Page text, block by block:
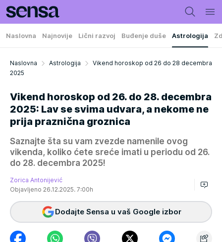
Naslovna Najnovije Lični razvoj Buđenje duše Astrologija
Naslovna Astrologija
Vikend horoskop od 26 do 28 decembra
2025
Vikend horoskop od 26. do 28. decembra
2025: Lav se svima udvara, a nekome ne
prija praznična groznica
Saznajte šta su vam zvezde namenile ovog
vikenda, koliko ćete sreće imati u periodu od 26.
do 28. decembra 2025!
Zorica Antonijević
Objavljeno 26.12.2025. 7:00h
Dodajte Sensa u vaš Google izbor